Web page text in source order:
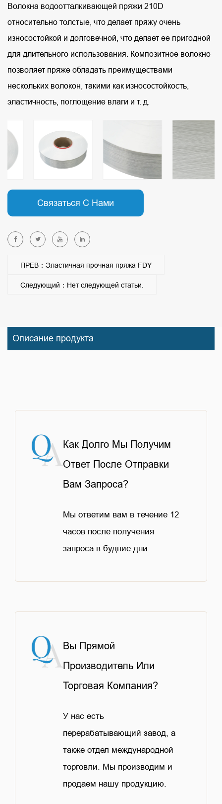
Волокна водоотталкивающей пряжи 210D
относительно толстые, что делает пряжу очень
износостойкой и долговечной, что делает ее пригодной
для длительного использования. Композитное волокно
позволяет пряже обладать преимуществами
нескольких волокон, такими как износостойкость,
эластичность, поглощение влаги и т. д.
Связаться С Нами
ПРЕВ：Эластичная прочная пряжа FDY
Следующий：Нет следующей статьи.
Описание продукта
Как Долго Мы Получим
Ответ После Отправки
Вам Запроса?
Мы ответим вам в течение 12
часов после получения
запроса в будние дни.
Вы Прямой
Производитель Или
Торговая Компания?
У нас есть
перерабатывающий завод, а
также отдел международной
торговли. Мы производим и
продаем нашу продукцию.